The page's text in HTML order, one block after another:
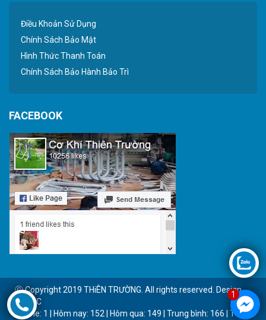
Điều Khoản Sử Dụng
Chính Sách Bảo Mật
Hình Thức Thanh Toán
Chính Sách Bảo Hành Bảo Trì
FACEBOOK
Ⓒ Copyright 2019 THiÊN TRƯỜNG. All rights reserved. Design
by BTC
Online: 1 | Hôm nay: 152 | Hôm qua: 149 | Trung bình: 166 | Tổng:
1